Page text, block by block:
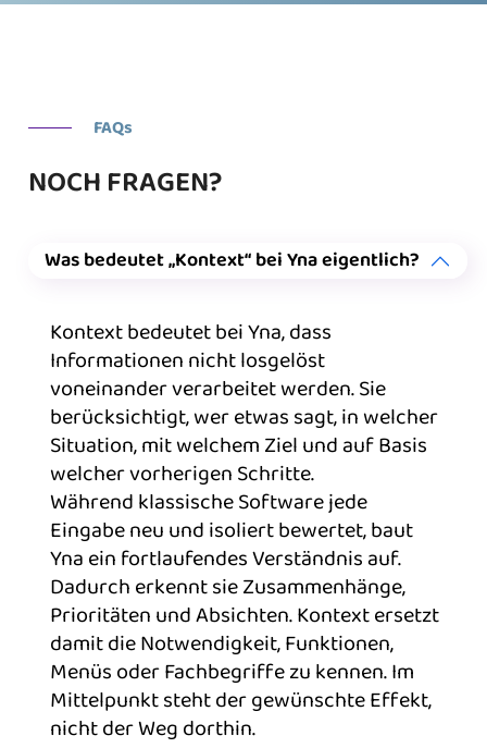
FAQs
NOCH FRAGEN?
Was bedeutet „Kontext“ bei Yna eigentlich?
Kontext bedeutet bei Yna, dass
Informationen nicht losgelöst
voneinander verarbeitet werden. Sie
berücksichtigt, wer etwas sagt, in welcher
Situation, mit welchem Ziel und auf Basis
welcher vorherigen Schritte.
Während klassische Software jede
Eingabe neu und isoliert bewertet, baut
Yna ein fortlaufendes Verständnis auf.
Dadurch erkennt sie Zusammenhänge,
Prioritäten und Absichten. Kontext ersetzt
damit die Notwendigkeit, Funktionen,
Menüs oder Fachbegriffe zu kennen. Im
Mittelpunkt steht der gewünschte Effekt,
nicht der Weg dorthin.